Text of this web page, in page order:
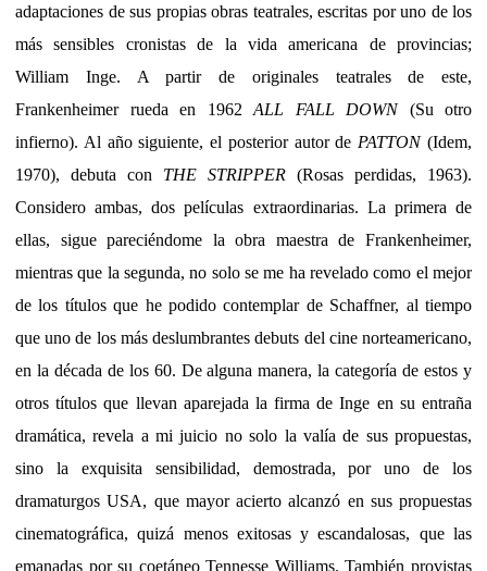
adaptaciones de sus propias obras teatrales, escritas por uno de los
más sensibles cronistas de la vida americana de provincias;
William Inge. A partir de originales teatrales de este,
Frankenheimer rueda en 1962 ALL FALL DOWN(Su otro
infierno). Al año siguiente, el posterior autor de PATTON(Idem,
1970), debuta con THE STRIPPER (Rosas perdidas, 1963).
Considero ambas, dos películas extraordinarias. La primera de
ellas, sigue pareciéndome la obra maestra de Frankenheimer,
mientras que la segunda, no solo se me ha revelado como el mejor
de los títulos que he podido contemplar de Schaffner, al tiempo
que uno de los más deslumbrantes debuts del cine norteamericano,
en la década de los 60. De alguna manera, la categoría de estos y
otros títulos que llevan aparejada la firma de Inge en su entraña
dramática, revela a mi juicio no solo la valía de sus propuestas,
sino la exquisita sensibilidad, demostrada, por uno de los
dramaturgos USA, que mayor acierto alcanzó en sus propuestas
cinematográfica, quizá menos exitosas y escandalosas, que las
emanadas por su coetáneo Tennesse Williams. También provistas